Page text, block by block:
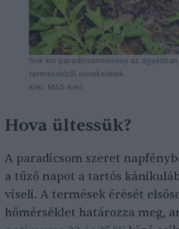
Sok kis paradicsomnövény az
termésekből növekednek.
Kép: MÁS Kert
Hova ültessük?
A paradicsom szeret
a tűző napot a tartós
viseli. A termések érését
hőmérséklet határozza meg,